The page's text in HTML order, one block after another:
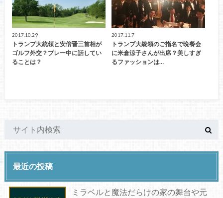
2017.10.29
トランプ大統領と安倍晋三首相が
ゴルフ外交？プレー中に話してい
ることは？
2017.11.7
トランプ大統領のご指名で晩餐会
に米倉涼子さんが出席？美しすぎ
るファッションは…
最近の投稿
ミラベルと魔法だらけの家の舞台や元